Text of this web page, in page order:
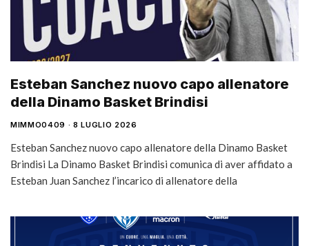
Esteban Sanchez nuovo capo allenatore
della Dinamo Basket Brindisi
MIMMO0409 8 LUGLIO 2026
Esteban Sanchez nuovo capo allenatore della Dinamo Basket
Brindisi La Dinamo Basket Brindisi comunica di aver affidato a
Esteban Juan Sanchez l’incarico di allenatore della